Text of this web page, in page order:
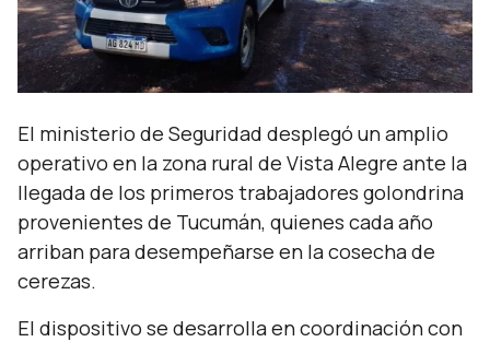
El ministerio de Seguridad desplegó un amplio
operativo en la zona rural de Vista Alegre ante la
llegada de los primeros trabajadores golondrina
provenientes de Tucumán, quienes cada año
arriban para desempeñarse en la cosecha de
cerezas.
El dispositivo se desarrolla en coordinación con